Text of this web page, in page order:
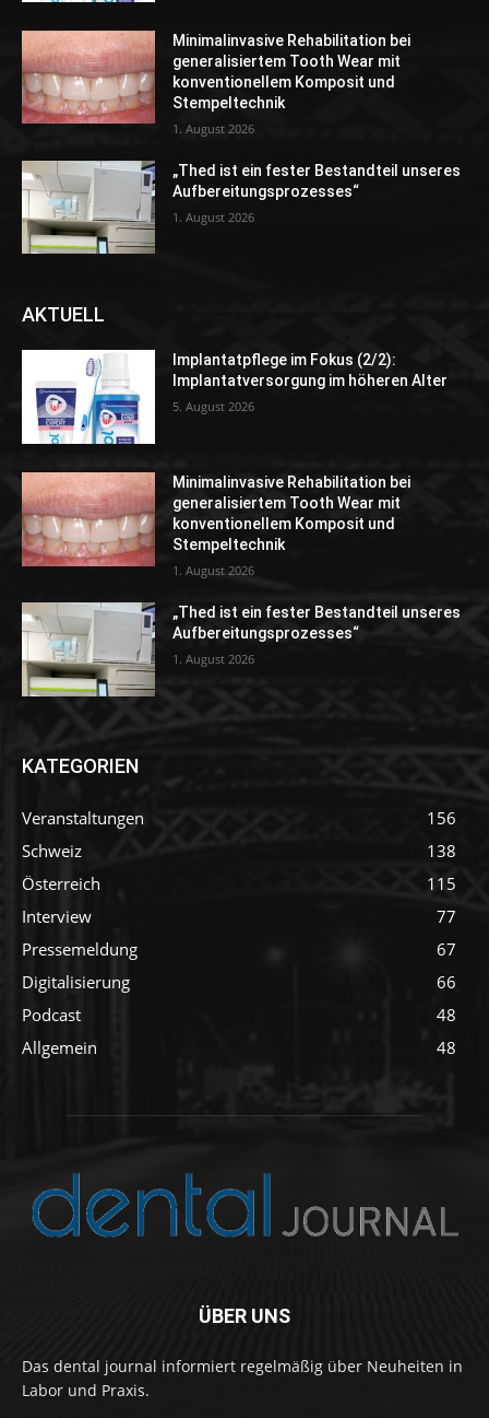
Minimalinvasive Rehabilitation bei
generalisiertem Tooth Wear mit
konventionellem Komposit und
Stempeltechnik
1. August 2026
„Thed ist ein fester Bestandteil unseres
Aufbereitungsprozesses“
1. August 2026
AKTUELL
Implantatpflege im Fokus (2/2):
Implantatversorgung im höheren Alter
5. August 2026
Minimalinvasive Rehabilitation bei
generalisiertem Tooth Wear mit
konventionellem Komposit und
Stempeltechnik
1. August 2026
„Thed ist ein fester Bestandteil unseres
Aufbereitungsprozesses“
1. August 2026
KATEGORIEN
Veranstaltungen
156
Schweiz
138
Österreich
115
Interview
77
Pressemeldung
67
Digitalisierung
66
Podcast
48
Allgemein
48
ÜBER UNS
Das dental journal informiert regelmäßig über Neuheiten in
Labor und Praxis.